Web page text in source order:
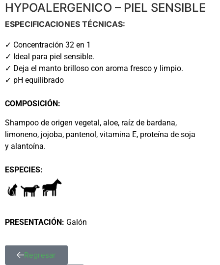
HYPOALERGENICO – PIEL SENSIBLE
ESPECIFICACIONES TÉCNICAS:
✓ Concentración 32 en 1
✓ Ideal para piel sensible.
✓ Deja el manto brilloso con aroma fresco y limpio.
✓ pH equilibrado
COMPOSICIÓN:
Shampoo de origen vegetal, aloe, raíz de bardana,
limoneno, jojoba, pantenol, vitamina E, proteína de soja
y alantoína.
ESPECIES:
PRESENTACIÓN: Galón
Regresar